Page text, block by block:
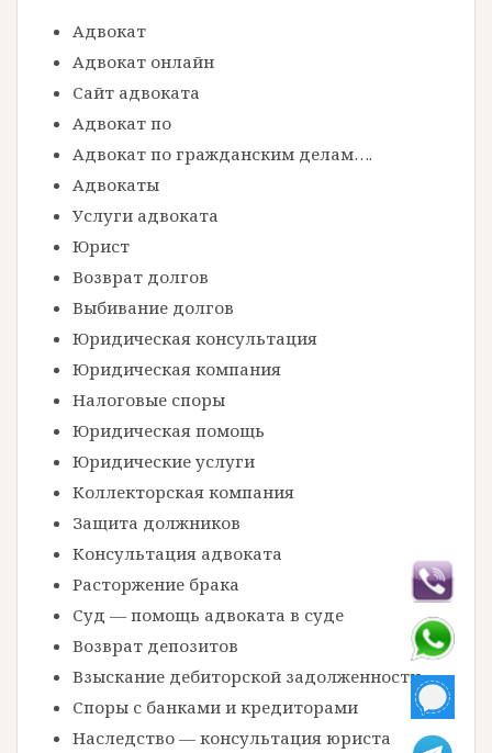
Адвокат
Адвокат онлайн
Сайт адвоката
Адвокат по
Адвокат по гражданским делам….
Адвокаты
Услуги адвоката
Юрист
Возврат долгов
Выбивание долгов
Юридическая консультация
Юридическая компания
Налоговые споры
Юридическая помощь
Юридические услуги
Коллекторская компания
Защита должников
Консультация адвоката
Расторжение брака
Суд — помощь адвоката в суде
Возврат депозитов
Взыскание дебиторской задолженности
Споры с банками и кредиторами
Наследство — консультация юриста